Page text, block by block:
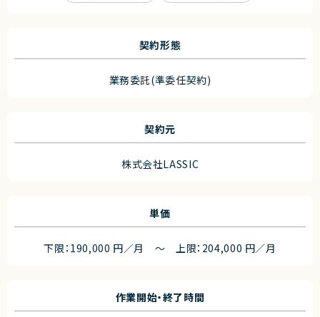
契約形態
業務委託(準委任契約)
契約元
株式会社LASSIC
単価
下限：190,000 円／月 ～ 上限：204,000 円／月
作業開始・終了時間